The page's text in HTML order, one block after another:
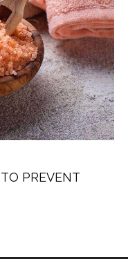
PREVENT